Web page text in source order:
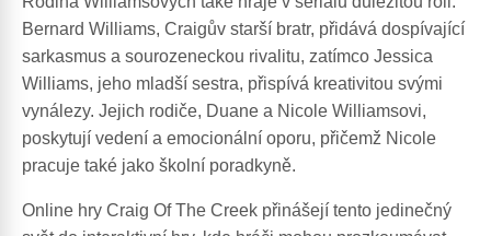
Bernard Williams, Craigův starší bratr, přidává dospívající
sarkasmus a sourozeneckou rivalitu, zatímco Jessica
Williams, jeho mladší sestra, přispívá kreativitou svými
vynálezy. Jejich rodiče, Duane a Nicole Williamsovi,
poskytují vedení a emocionální oporu, přičemž Nicole
pracuje také jako školní poradkyně.
Online hry Craig Of The Creek přinášejí tento jedinečný